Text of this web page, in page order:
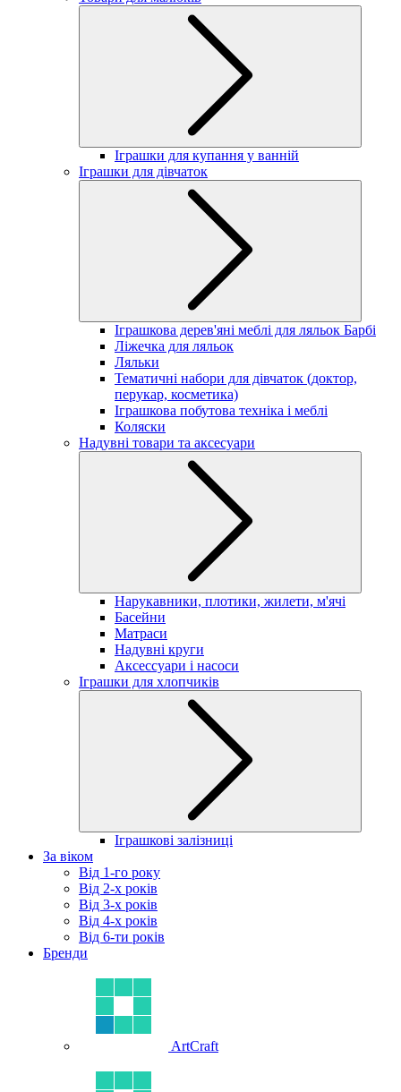
Іграшки для купання у ванній
Іграшки для дівчаток
Іграшкова дерев'яні меблі для ляльок Барбі
Ліжечка для ляльок
Ляльки
Тематичні набори для дівчаток (доктор,
перукар, косметика)
Іграшкова побутова техніка і меблі
Коляски
Надувні товари та аксесуари
Нарукавники, плотики, жилети, м'ячі
Басейни
Матраси
Надувні круги
Аксессуари і насоси
Іграшки для хлопчиків
Іграшкові залізниці
За віком
Від 1-го року
Від 2-х років
Від 3-х років
Від 4-х років
Від 6-ти років
Бренди
ArtCraft